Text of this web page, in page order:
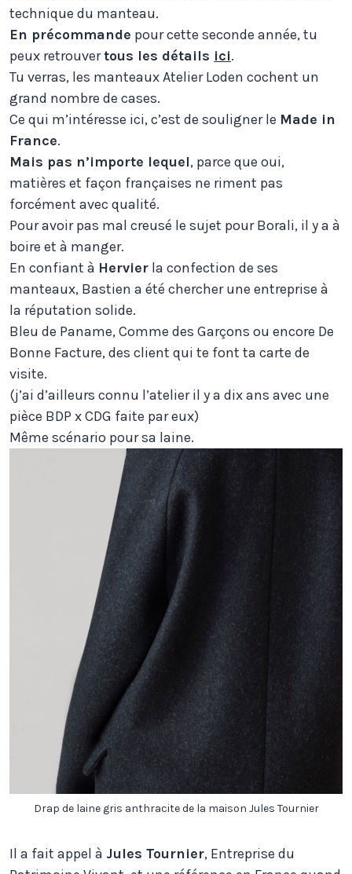
technique du manteau.
En précommande pour cette seconde année, tu
peux retrouvertous les détails ici.
Tu verras, les manteaux Atelier Loden cochent un
grand nombre de cases.
Ce qui m’intéresse ici, c’est de souligner le Made in
France.
Mais pas n’importe lequel, parce que oui,
matières et façon françaises ne riment pas
forcément avec qualité.
Pour avoir pas mal creusé le sujet pour Borali, il y a à
boire et à manger.
En confiant à Hervier la confection de ses
manteaux, Bastien a été chercher une entreprise à
la réputation solide.
Bleu de Paname, Comme des Garçons ou encore De
Bonne Facture, des client qui te font ta carte de
visite.
(j’ai d’ailleurs connu l’atelier il y a dix ans avec une
pièce BDP x CDG faite par eux)
Même scénario pour sa laine.
Drap de laine gris anthracite de la maison Jules Tournier
Il a fait appel à Jules Tournier, Entreprise du